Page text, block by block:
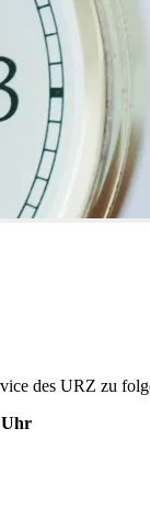
des URZ zu
Uhr